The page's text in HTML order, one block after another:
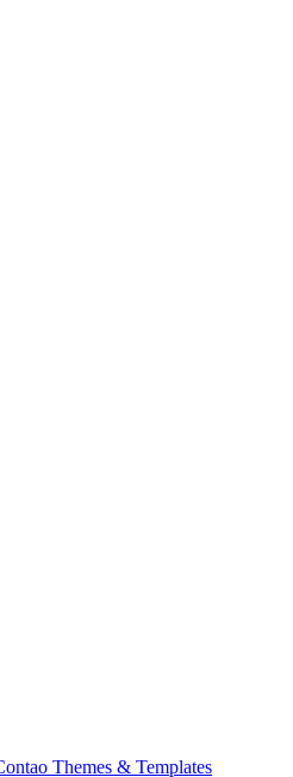
Themes & Templates